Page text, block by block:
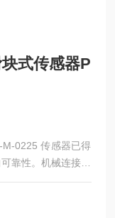
式传感器P
0225 传感器已得
靠性。机械连接采